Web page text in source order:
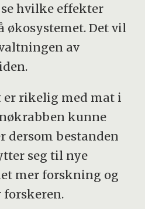
hvilke effekter
økosystemet. Det vil
av
er rikelig med mat i
kunne
dersom bestanden
seg til nye
mer forskning og
forskeren.